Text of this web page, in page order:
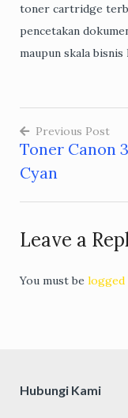
toner cartridge
pencetakan
maupun skala bisnis
Post
navigation
Previous Post
Toner Canon
Cyan
Leave a
You must be logged
Hubungi Kami